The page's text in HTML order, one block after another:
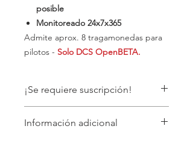
posible
Monitoreado 24x7x365
​Admite aprox. 8 tragamonedas para
pilotos - Solo DCS OpenBETA.
¡Se requiere suscripción!
ACTIVA. Si su pago falla, cancela
Información adicional